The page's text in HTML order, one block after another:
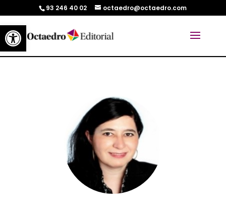
Abrir barra de herramientas
93 246 40 02 octaedro@octaedro.com